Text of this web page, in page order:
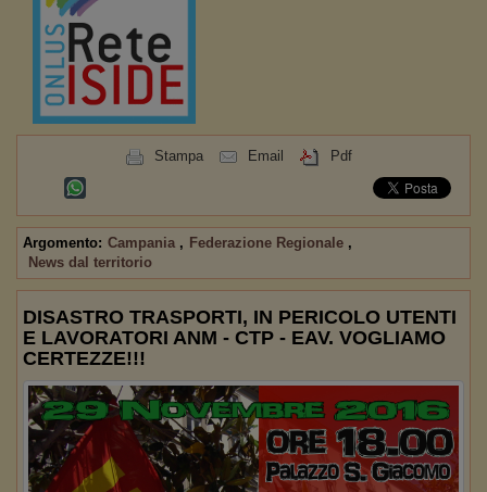
Stampa Email Pdf
Argomento: Campania , Federazione Regionale ,
News dal territorio
DISASTRO TRASPORTI, IN PERICOLO UTENTI
E LAVORATORI ANM - CTP - EAV. VOGLIAMO
CERTEZZE!!!